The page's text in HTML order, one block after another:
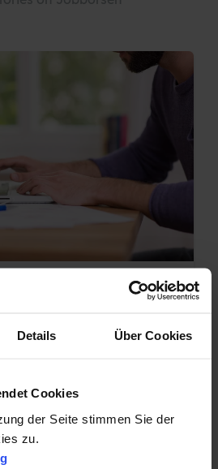
Details Über Cookies
Cookies
der Seite stimmen Sie der
zu.
Jobbörsen
| 2 Minuten Lesezeit